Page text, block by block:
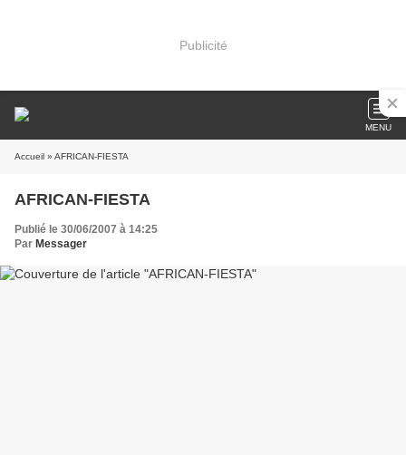
Publicité
MENU
Accueil » AFRICAN-FIESTA
AFRICAN-FIESTA
Publié le 30/06/2007 à 14:25
Par Messager